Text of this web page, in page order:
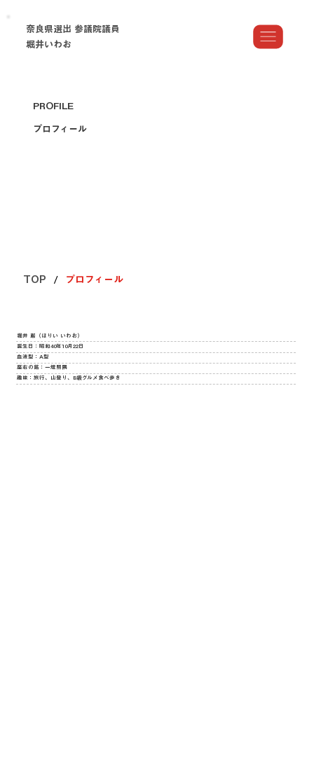
奈良県選出 参議院議員
堀井いわお
PROFILE
プロフィール
TOP / プロフィール
堀井 巌（ほりい いわお）
誕生日：昭和40年10月22日
血液型：A型
座右の銘：一燈照隅
趣味：旅行、山登り、B級グルメ食べ歩き